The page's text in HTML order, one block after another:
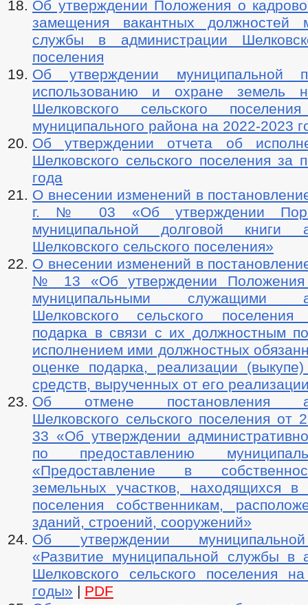
Об утверждении Положения о
замещения вакантных должностей
службы в администрации
поселения
Об утверждении муниципальной
использованию и охране земель
Шелковского сельского
муниципального района на 2022-2023
Об утверждении отчета об
Шелковского сельского поселения за
года
О внесении изменений в
г. № 03 «Об утверждении
муниципальной долговой книги
Шелковского сельского поселения»
О внесении изменений в
№ 13 «Об утверждении
муниципальными служащими
Шелковского сельского
подарка в связи с их должностным
исполнением ими должностных
оценке подарка, реализации
средств, вырученных от его
Об отмене постановления
Шелковского сельского поселения от
33 «Об утверждении
по предоставлению
«Предоставление в
земельных участков, находящихся в
поселения собственникам,
зданий, строений, сооружений»
Об утверждении
«Развитие муниципальной службы в
Шелковского сельского поселения
годы» | PDF